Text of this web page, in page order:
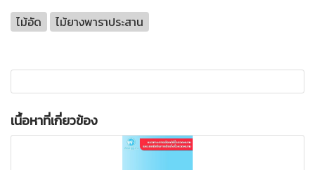
ไม้อัด ไม้ยางพาราประสาน
เนื้อหาที่เกี่ยวข้อง